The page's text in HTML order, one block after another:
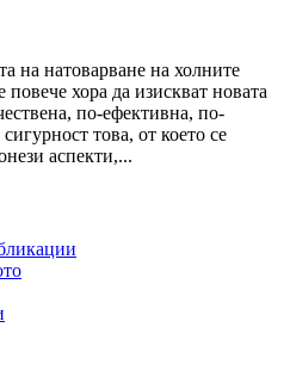
на натоварване на холните
хора да изискват новата
по-ефективна, по-
това, от което се
аспекти,...